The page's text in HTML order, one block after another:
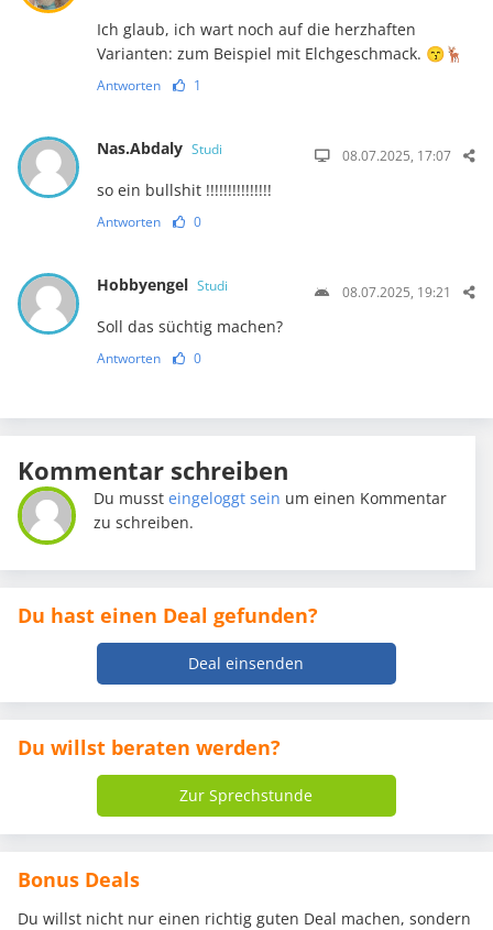
Ich glaub, ich wart noch auf die herzhaften
Varianten: zum Beispiel mit Elchgeschmack. 😙🦌
Antworten 1
Nas.Abdaly Studi 08.07.2025, 17:07
so ein bullshit !!!!!!!!!!!!!!!
Antworten 0
Hobbyengel Studi 08.07.2025, 19:21
Soll das süchtig machen?
Antworten 0
Kommentar schreiben
Du mussteingeloggt sein um einen Kommentar
zu schreiben.
Du hast einen Deal gefunden?
Deal einsenden
Du willst beraten werden?
Zur Sprechstunde
Bonus Deals
Du willst nicht nur einen richtig guten Deal machen, sondern